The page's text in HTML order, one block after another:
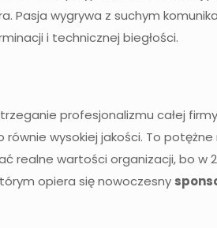
Pasja wygrywa z suchym
i technicznej biegłości.
profesjonalizmu całej
wysokiej jakości. To
realne wartości organizacji, bo w
opiera się nowoczesny